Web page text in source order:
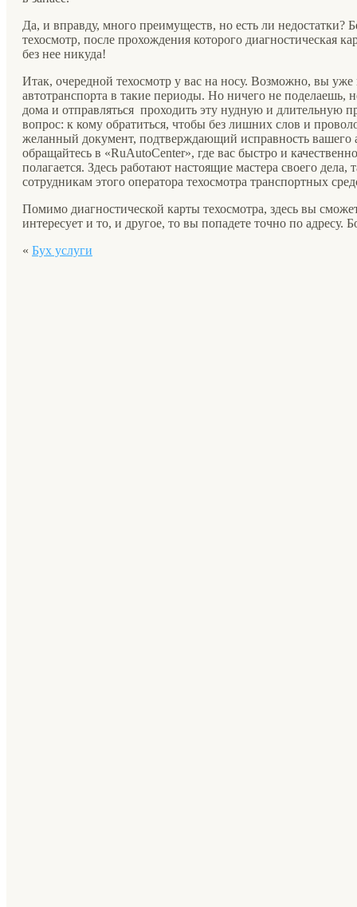
Да, и вправду, много преимуществ, но есть ли недостатки?
техосмотр, после прохождения которого диагностическая
без нее никуда!
Итак, очередной техосмотр у вас на носу. Возможно, вы
автотранспорта в такие периоды. Но ничего не поделаешь,
дома и отправляться проходить эту нудную и длительную
вопрос: к кому обратиться, чтобы без лишних слов и
желанный документ, подтверждающий исправность вашего
обращайтесь в «RuAutoCenter», где вас быстро и
полагается. Здесь работают настоящие мастера своего
сотрудникам этого оператора техосмотра транспортных
Помимо диагностической карты техосмотра, здесь вы
интересует и то, и другое, то вы попадете точно по адресу.
« Бух услуги